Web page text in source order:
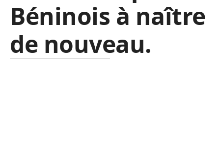
Béninois à naître
de nouveau.